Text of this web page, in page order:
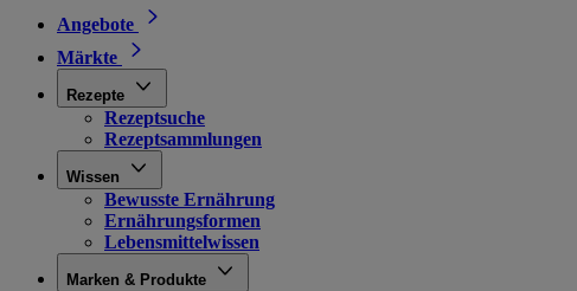
Angebote
Märkte
Rezepte
Rezeptsuche
Rezeptsammlungen
Wissen
Bewusste Ernährung
Ernährungsformen
Lebensmittelwissen
Marken & Produkte